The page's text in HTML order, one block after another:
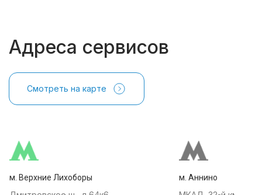
Адреса сервисов
Смотреть на карте
м. Верхние Лихоборы м. Аннино